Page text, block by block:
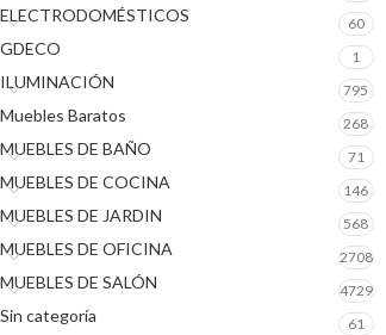
ELECTRODOMÉSTICOS 60
GDECO 1
ILUMINACIÓN 795
Muebles Baratos 268
MUEBLES DE BAÑO 71
MUEBLES DE COCINA 146
MUEBLES DE JARDIN 568
MUEBLES DE OFICINA 2708
MUEBLES DE SALÓN 4729
Sin categoría 61